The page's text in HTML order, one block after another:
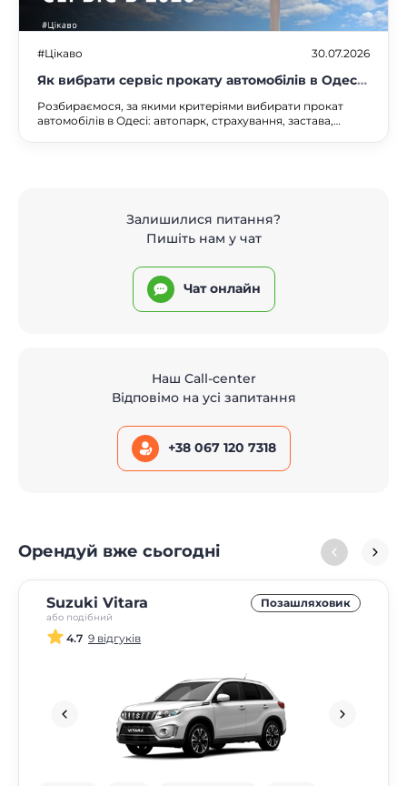
#Цікаво 30.07.2026
Як вибрати сервіс прокату автомобілів в Одесі:
на що звернути увагу у 2026 році
Розбираємося, за якими критеріями вибирати прокат
автомобілів в Одесі: автопарк, страхування, застава,
Залишилися питання?
Пишіть нам у чат
Чат онлайн
Наш Call-center
Відповімо на усі запитання
+38 067 120 7318
Орендуй вже сьогодні
Suzuki Vitara
або подібний
Позашляховик
4.7 9 відгуків